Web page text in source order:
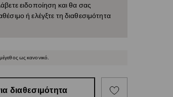
ειδοποίηση και θα σας
ή ελέγξτε τη διαθεσιμότητα
ως κανονικό.
διαθεσιμότητα